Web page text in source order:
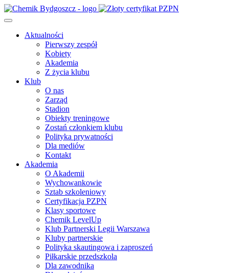
Aktualności
Pierwszy zespół
Kobiety
Akademia
Z życia klubu
Klub
O nas
Zarząd
Stadion
Obiekty treningowe
Zostań członkiem klubu
Polityka prywatności
Dla mediów
Kontakt
Akademia
O Akademii
Wychowankowie
Sztab szkoleniowy
Certyfikacja PZPN
Klasy sportowe
Chemik LevelUp
Klub Partnerski Legii Warszawa
Kluby partnerskie
Polityka skautingowa i zaproszeń
Piłkarskie przedszkola
Dla zawodnika